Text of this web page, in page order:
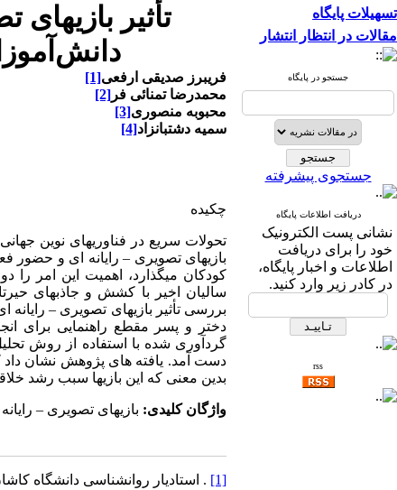
تسهیلات پایگاه
مقالات در انتظار انتشار
جستجو در پایگاه
جستجوی پیشرفته
دریافت اطلاعات پایگاه
نشانی پست الکترونیک
خود را برای دریافت
اطلاعات و اخبار پایگاه،
در کادر زیر وارد کنید.
rss
تأثیر
فریبرز صدیقی ارفعی[1]
محمدرضا تمنائی ­فر [2]
محبوبه منصوری[3]
سمیه دشتبان­زاد[4]
چکیده
تحولات سریع در فناوری­های نوین
بازی­های تصویری – رایانه ­ای و حضور
کودکان می­گذارد، اهمیت این امر را
سالیان اخیر با کشش و جاذبه­ای
دختر و پسر مقطع راهنمایی برای
دست آمد. یافته­ های پژوهش نشان داد
بدین معنی که این بازی­ها سبب رشد
واژگان کلیدی: بازی­های تصویری –
[1] . استادیار روانشناسی دانشگاه